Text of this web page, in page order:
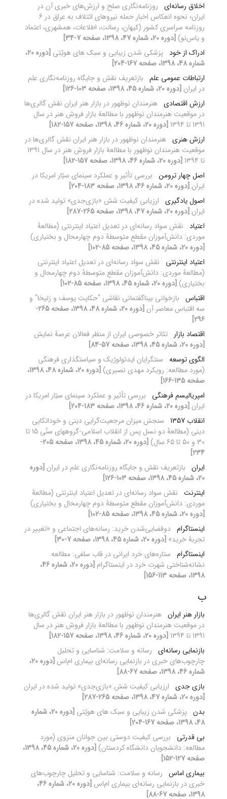
اخلاق رسانه‌ای روزنامه‌نگاری صلح و ارزش‌های خبری آن در
ایران؛ نحوه انعکاس اخبار حمله نیروهای ائتلاف به عراق در 6
روزنامه سراسری کشور (کیهان، رسالت، اطلاعات، همشهری، اعتماد
و یاس‌نو) [دوره 20، شماره 47، 1398، صفحه 7-34]
ادراک از خود پزشکی شدن زیبایی و سبک های هویّتی
[دوره 20،
شماره 48، 1398، صفحه 167-204]
ارتباطات عمومی علم بازتعریف نقش و جایگاه روزنامه‌نگاری علم
در ایران [دوره 20، شماره 45، 1398، صفحه 103-126]
ارزش اقتصادی هنرمندان نوظهور در بازار هنر ایران نقش گالری‌ها
در موقعیت هنرمندان نوظهور با مطالعة بازار فروش هنر در سال
1391 تا 1394
[دوره 20، شماره 46، 1398، صفحه 157-182]
ارزش هنری هنرمندان نوظهور در بازار هنر ایران نقش گالری‌ها در
موقعیت هنرمندان نوظهور با مطالعة بازار فروش هنر در سال 1391
تا 1394
[دوره 20، شماره 46، 1398، صفحه 157-182]
اصل‌ چهار ترومن بررسی تأثیر و عملکرد سینمای‌ سیّار امریکا در
ایران [دوره 20، شماره 46، 1398، صفحه 183-204]
اصول یادگیری ارزیابی کیفیت شش «بازی‌جدی» تولید شده در
ایران [دوره 20، شماره 47، 1398، صفحه 265-287]
اعتیاد نقش سواد رسانه‌ای در تعدیل اعتیاد اینترنتی (مطالعۀ
موردی: دانش‌آموزان مقطع متوسطۀ دوم چهارمحال و بختیاری)
[دوره 20، شماره 45، 1398، صفحه 85-102]
اعتیاد اینترنتی
نقش سواد رسانه‌ای در تعدیل اعتیاد اینترنتی
(مطالعۀ موردی: دانش‌آموزان مقطع متوسطۀ دوم چهارمحال و
بختیاری) [دوره 20، شماره 45، 1398، صفحه 85-102]
اقتباس بازخوانی بیناگفتمانی نقاشی "حکایت یوسف و زلیخا" و
سه اقتباس معاصر آن
[دوره 20، شماره 48، 1398، صفحه 265-
296]
اقتصاد بازار تئاتر خصوصی ایران از منظر فعالان عرصۀ نمایش
[دوره 20، شماره 45، 1398، صفحه 57-84]
الگوی توسعه
سنت‎گرایان ایدئولوژیک و سیاستگذاری فرهنگی
(مورد مطالعه: رویکرد مهدی نصیری)
[دوره 20، شماره 48، 1398،
صفحه 135-166]
امپریالیسم فرهنگی
بررسی تأثیر و عملکرد سینمای‌ سیّار امریکا در
ایران [دوره 20، شماره 46، 1398، صفحه 183-204]
انقلاب 1357
سنجش میزان مرجعیت‌گرایی دینی و خوداتکایی
دینی (مطالعۀ دو نسل پس از انقلاب اسلامی-گروههای سنّی 15 تا
30 و 50 تا 65 سال)
[دوره 20، شماره 45، 1398، صفحه 205-
234]
ایران بازتعریف نقش و جایگاه روزنامه‌نگاری علم در ایران [دوره
20، شماره 45، 1398، صفحه 103-126]
اینترنت نقش سواد رسانه‌ای در تعدیل اعتیاد اینترنتی (مطالعۀ
موردی: دانش‌آموزان مقطع متوسطۀ دوم چهارمحال و بختیاری)
[دوره 20، شماره 45، 1398، صفحه 85-102]
اینستاگرام دوفضایی‌شدن خرید: رسانه‌های اجتماعی و «تغییر در
تجربۀ خرید» [دوره 20، شماره 45، 1398، صفحه 7-30]
اینستاگرام ستاره‌های خرد ایرانی در قاب سلفی: مطالعه
نشانه‌شناختی شهرت خرد در اینستاگرام
[دوره 20، شماره 46،
1398، صفحه 113-156]
ب
بازار هنر ایران هنرمندان نوظهور در بازار هنر ایران نقش گالری‌ها
در موقعیت هنرمندان نوظهور با مطالعة بازار فروش هنر در سال
1391 تا 1394
[دوره 20، شماره 46، 1398، صفحه 157-182]
بازنمایی رسانه‌ای رسانه و سلامت: شناسایی و تحلیل
چارچوب‌های خبری در بازنمایی رسانه‌ای بیماری ام‌اس
[دوره 20،
شماره 46، 1398، صفحه 67-88]
بازی جدی ارزیابی کیفیت شش «بازی‌جدی» تولید شده در ایران
[دوره 20، شماره 47، 1398، صفحه 265-287]
بدن پزشکی شدن زیبایی و سبک های هویّتی
[دوره 20، شماره
48، 1398، صفحه 167-204]
بی قدرتی
بررسی کیفیت دوستی بین جوانان منزوی (مورد
مطالعه: دانشجویان دانشگاه کردستان)
[دوره 20، شماره 45، 1398،
صفحه 127-152]
بیماری ام‏اس رسانه و سلامت: شناسایی و تحلیل چارچوب‌های
خبری در بازنمایی رسانه‌ای بیماری ام‌اس
[دوره 20، شماره 46،
1398، صفحه 67-88]